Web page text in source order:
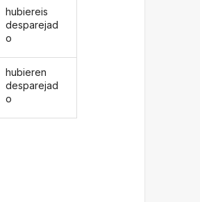
hubiereis
desparejad
o
hubieren
desparejad
o